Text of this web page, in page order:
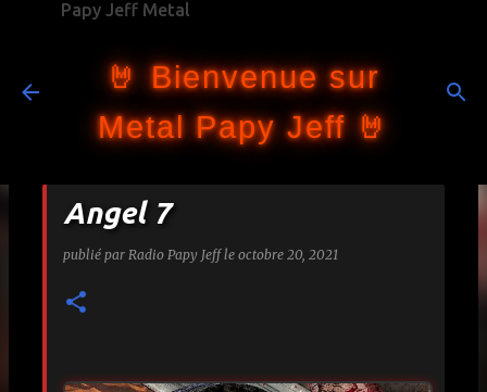
Papy Jeff Metal
🤘 Bienvenue sur
Metal Papy Jeff 🤘
Angel 7
publié par Radio Papy Jeff le octobre 20, 2021